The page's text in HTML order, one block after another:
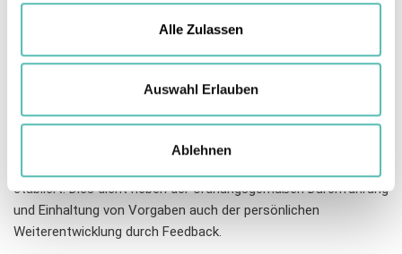
weiteren Daten zusammen, die Sie ihnen bereitgestellt
haben oder die sie im Rahmen Ihrer Nutzung der Dienste
gesammelt haben.
Alle Zulassen
Auswahl Erlauben
Ablehnen
Für unsere Audits setzen wir nur qualifizierte, kompetente und
sorgfältig auf die Aufgabe eingearbeitete Fachkräfte ein.
Hintergrund und sind als Oecotrophologen,
Lebensmitteltechniker, Hygienetechniker o.ä. ausgebildet.
Aufbauend auf entsprechender Berufserfahrung werden Sie
zur Auditorentätigkeit weitergebildet.
etabliert. Dies dient neben der ordnungsgemäßen Durchführung
und Einhaltung von Vorgaben auch der persönlichen
Weiterentwicklung durch Feedback.